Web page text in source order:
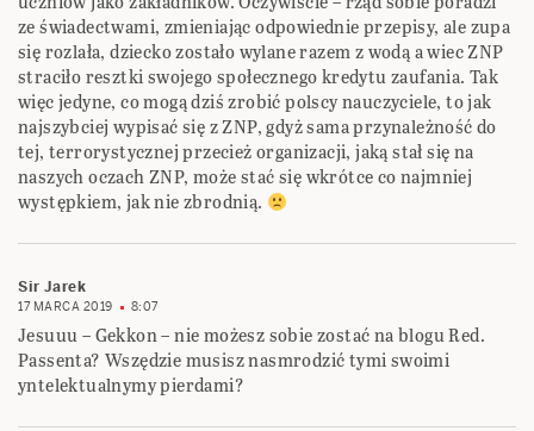
ze świadectwami, zmieniając odpowiednie przepisy, ale zupa
‎się rozlała, dziecko zostało wylane razem z wodą a wiec ZNP
straciło resztki swojego ‎społecznego kredytu zaufania. Tak
więc jedyne, co mogą dziś zrobić polscy nauczyciele, to jak
‎najszybciej wypisać się z ZNP, gdyż sama przynależność do
tej, terrorystycznej przecież ‎organizacji, jaką stał się na
naszych oczach ZNP, może stać się wkrótce co najmniej
‎występkiem, jak nie zbrodnią.
Sir Jarek
17 MARCA 2019 8:07
Jesuuu – Gekkon – nie możesz sobie zostać na blogu Red.
Passenta? Wszędzie musisz nasmrodzić tymi swoimi
yntelektualnymy pierdami?